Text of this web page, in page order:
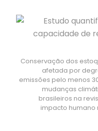
Conservação dos
afetada por
emissões pelo menos
mudanças
brasileiros na
impacto humano